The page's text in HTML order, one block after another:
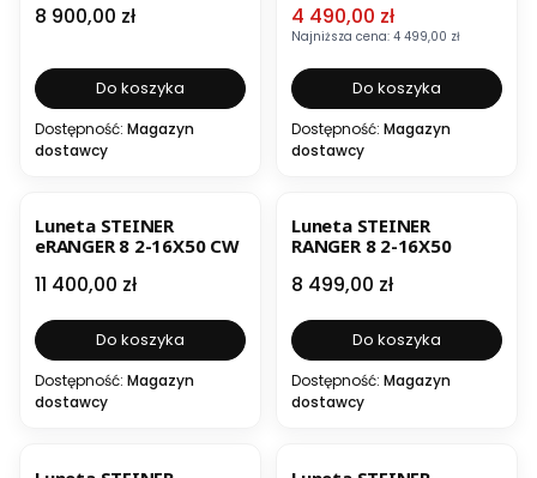
Cena
8 900,00 zł
Do koszyka
Dostępność: Magazyn
dostawcy
Cena promocyjna
4 490,00 zł
Najniższa cena: 4 499,00 zł
Do koszyka
Dostępność: Magazyn
dostawcy
Luneta STEINER
eRANGER 8 2-16X50 CW
Cena
11 400,00 zł
Do koszyka
Dostępność: Magazyn
dostawcy
Luneta STEINER
RANGER 8 2-16X50
Cena
8 499,00 zł
Do koszyka
Dostępność: Magazyn
dostawcy